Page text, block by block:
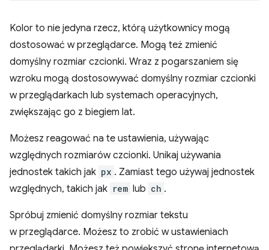
Kolor to nie jedyna rzecz, którą użytkownicy mogą
dostosować w przeglądarce. Mogą też zmienić
domyślny rozmiar czcionki. Wraz z pogarszaniem się
wzroku mogą dostosowywać domyślny rozmiar czcionki
w przeglądarkach lub systemach operacyjnych,
zwiększając go z biegiem lat.
Możesz reagować na te ustawienia, używając
względnych rozmiarów czcionki. Unikaj używania
jednostek takich jak px . Zamiast tego używaj jednostek
względnych, takich jak rem lub ch .
Spróbuj zmienić domyślny rozmiar tekstu
w przeglądarce. Możesz to zrobić w ustawieniach